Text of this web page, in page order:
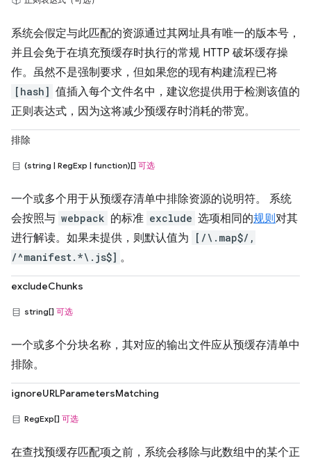
系统会假定与此匹配的资源通过其网址具有唯一的版本号，
并且会免于在填充预缓存时执行的常规 HTTP 破坏缓存操
作。虽然不是强制要求，但如果您的现有构建流程已将
[hash] 值插入每个文件名中，建议您提供用于检测该值的
正则表达式，因为这将减少预缓存时消耗的带宽。
排除
(string | RegExp | function)[] 可选
一个或多个用于从预缓存清单中排除资源的说明符。 系统
会按照与 webpack 的标准 exclude 选项相同的规则对其
进行解读。如果未提供，则默认值为
[/\.map$/,
/^manifest.*\.js$] 。
excludeChunks
string[] 可选
一个或多个分块名称，其对应的输出文件应从预缓存清单中
排除。
ignoreURLParametersMatching
RegExp[] 可选
在查找预缓存匹配项之前，系统会移除与此数组中的某个正